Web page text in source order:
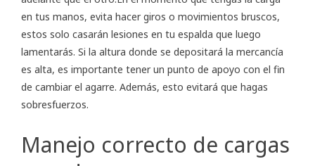
en tus manos, evita hacer giros o movimientos bruscos,
estos solo casarán lesiones en tu espalda que luego
lamentarás. Si la altura donde se depositará la mercancía
es alta, es importante tener un punto de apoyo con el fin
de cambiar el agarre. Además, esto evitará que hagas
sobresfuerzos.
Manejo correcto de cargas